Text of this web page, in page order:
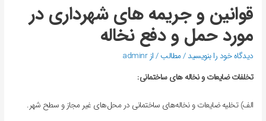
قوانین و جریمه های شهرداری در
مورد حمل و دفع نخاله
دیدگاه‌ خود را بنویسید/مطالب/ ازadminr
تخلفات ضایعات و نخاله های ساختمانی:
الف) تخلیه ضایعات و نخاله‌های ساختمانی در محل‌های غیر مجاز و سطح شهر.